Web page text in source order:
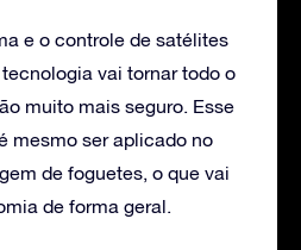
e o controle de satélites
vai tornar todo o
muito mais seguro. Esse
mesmo ser aplicado no
de foguetes, o que vai
de forma geral.